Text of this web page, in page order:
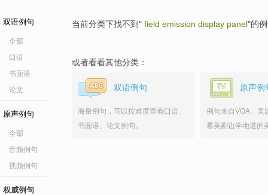
双语例句
全部
口语
书面语
论文
原声例句
全部
音频例句
视频例句
权威例句
当前分类下找不到" field emission display panel"的
或者看看其他分类：
双语例句
海量例句，可以按难度查看口语、
书面语、论文例句。
原声例
例句来自VOA、美
看美剧边学地道的